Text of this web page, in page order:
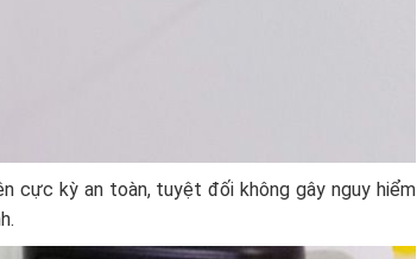
cực kỳ an toàn, tuyệt đối không gây nguy hiểm